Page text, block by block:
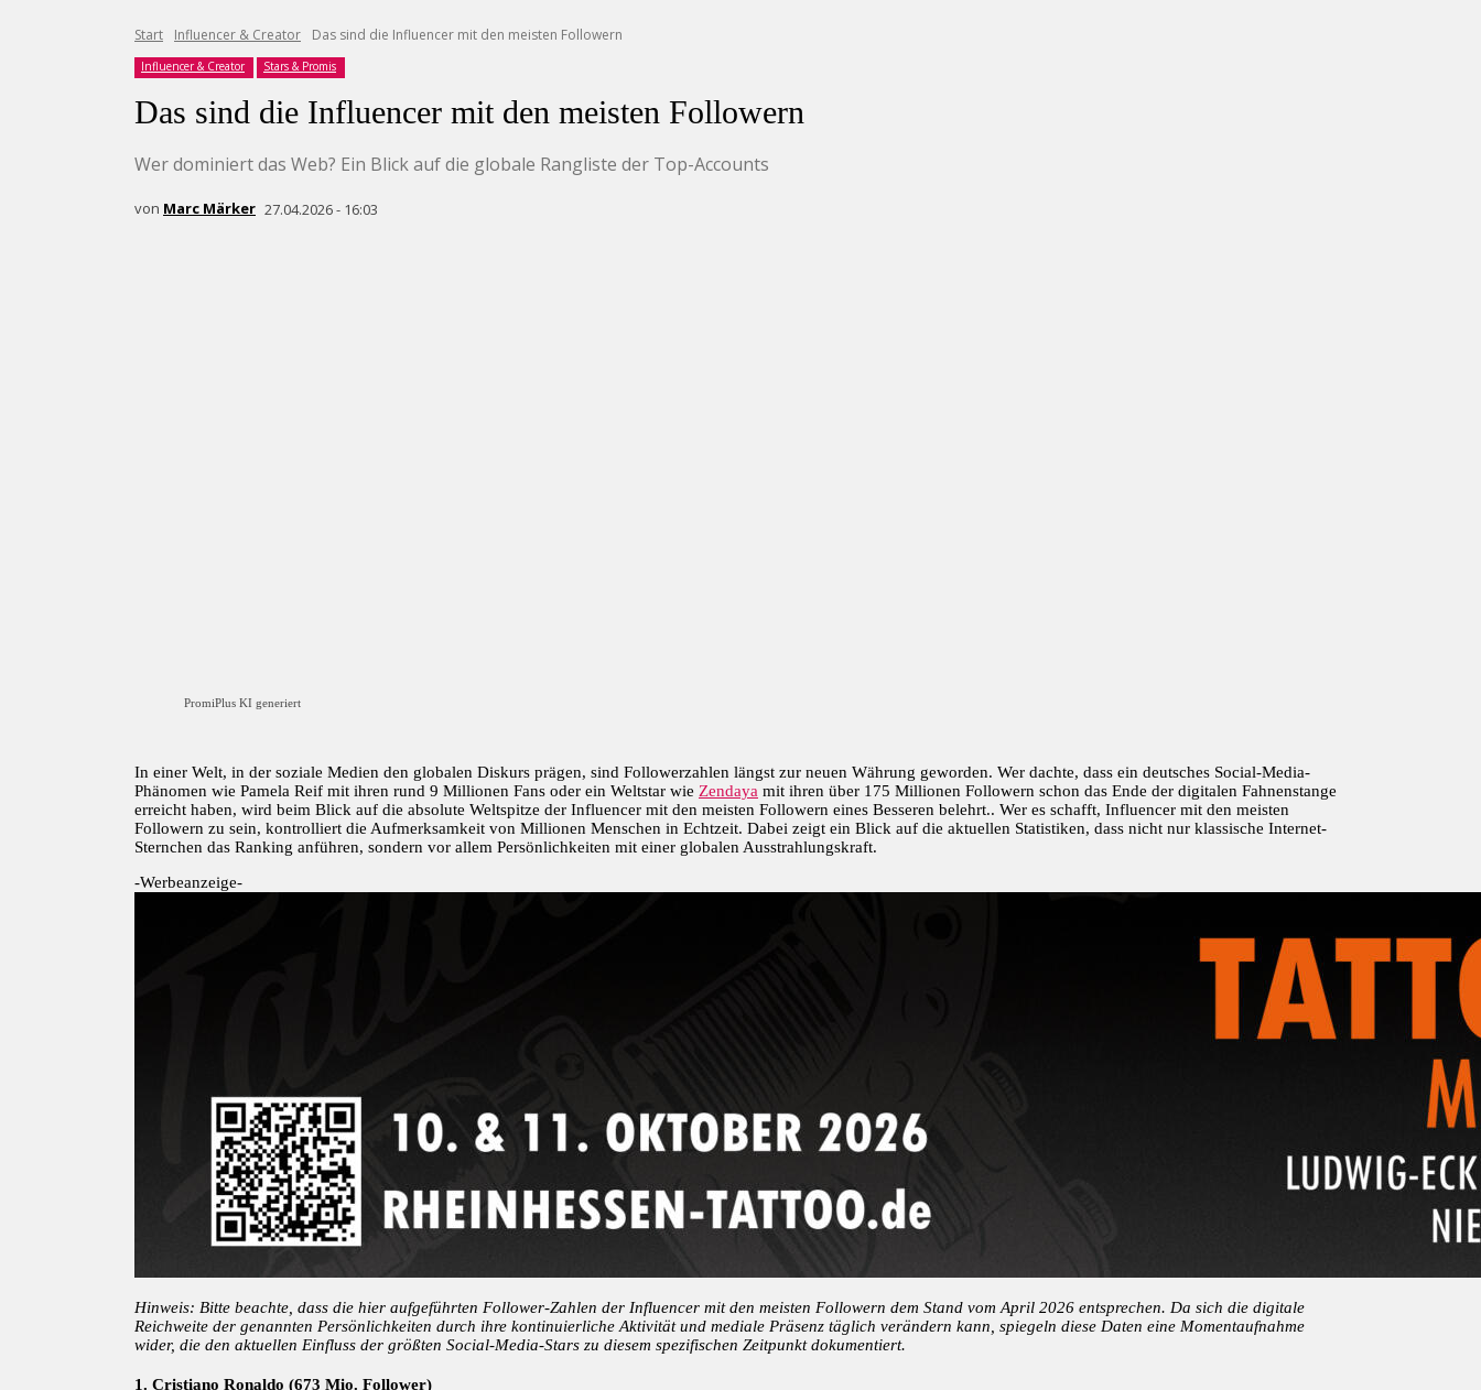
Start Influencer & Creator Das sind die Influencer mit den meisten Followern
Influencer & Creator Stars & Promis
Das sind die Influencer mit den meisten Followern
Wer dominiert das Web? Ein Blick auf die globale Rangliste der Top-Accounts
von Marc Märker 27.04.2026 - 16:03
PromiPlus KI generiert
In einer Welt, in der soziale Medien den globalen Diskurs prägen, sind Followerzahlen längst zur neuen Währung geworden. Wer dachte, dass ein deutsches Social-Media-
Phänomen wie Pamela Reif mit ihren rund 9 Millionen Fans oder ein Weltstar wie Zendaya mit ihren über 175 Millionen Followern schon das Ende der digitalen Fahnenstange
erreicht haben, wird beim Blick auf die absolute Weltspitze der Influencer mit den meisten Followern eines Besseren belehrt.. Wer es schafft, Influencer mit den meisten
Followern zu sein, kontrolliert die Aufmerksamkeit von Millionen Menschen in Echtzeit. Dabei zeigt ein Blick auf die aktuellen Statistiken, dass nicht nur klassische Internet-
Sternchen das Ranking anführen, sondern vor allem Persönlichkeiten mit einer globalen Ausstrahlungskraft.
-Werbeanzeige-
Hinweis: Bitte beachte, dass die hier aufgeführten Follower-Zahlen der Influencer mit den meisten Followern dem Stand vom April 2026 entsprechen. Da sich die digitale
Reichweite der genannten Persönlichkeiten durch ihre kontinuierliche Aktivität und mediale Präsenz täglich verändern kann, spiegeln diese Daten eine Momentaufnahme
wider, die den aktuellen Einfluss der größten Social-Media-Stars zu diesem spezifischen Zeitpunkt dokumentiert.
1. Cristiano Ronaldo (673 Mio. Follower)